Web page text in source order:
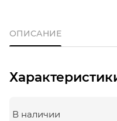
ОПИСАНИЕ
В наличии